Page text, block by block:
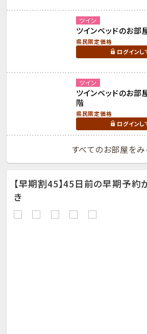
ツイン
ツインベッドのお部
県民限定価格
ログイン
ツイン
ツインベッドのお
階
県民限定価格
ログイン
すべてのお部屋をみ
【早期割45】45日前の早期予約
き